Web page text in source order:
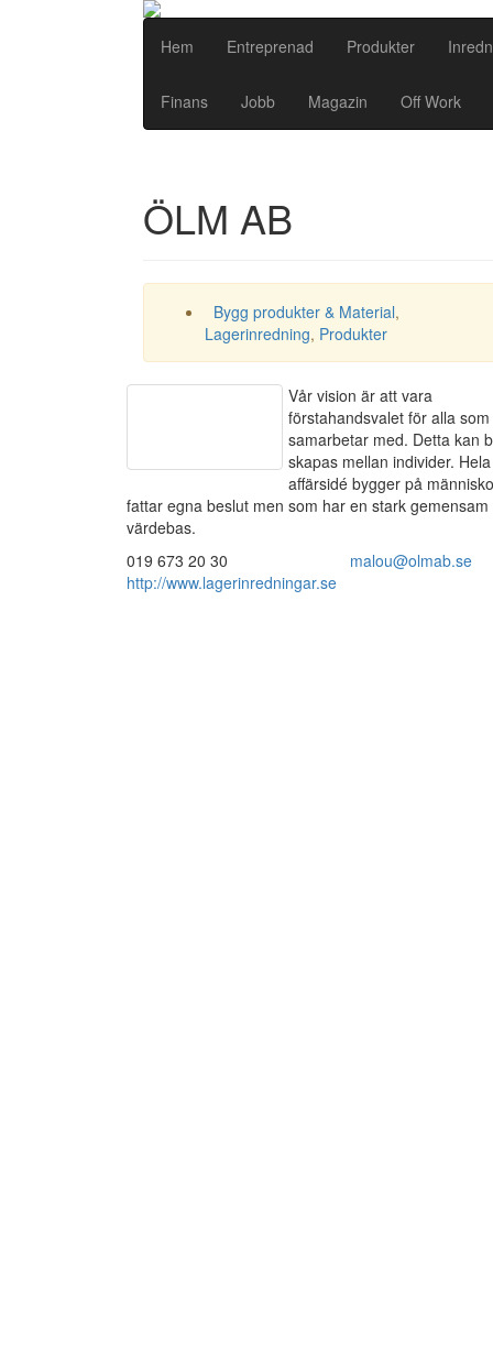
Hem Entreprenad Produkter
Finans Jobb Magazin Off Work
ÖLM AB
Bygg produkter & Material,
Lagerinredning, Produkter
Vår vision är att vara
förstahandsvalet för alla
samarbetar med. Detta kan
skapas mellan individer.
affärsidé bygger på
fattar egna beslut men som har en stark gemensam
värdebas.
019 673 20 30
malou@olmab.se
http://www.lagerinredningar.se